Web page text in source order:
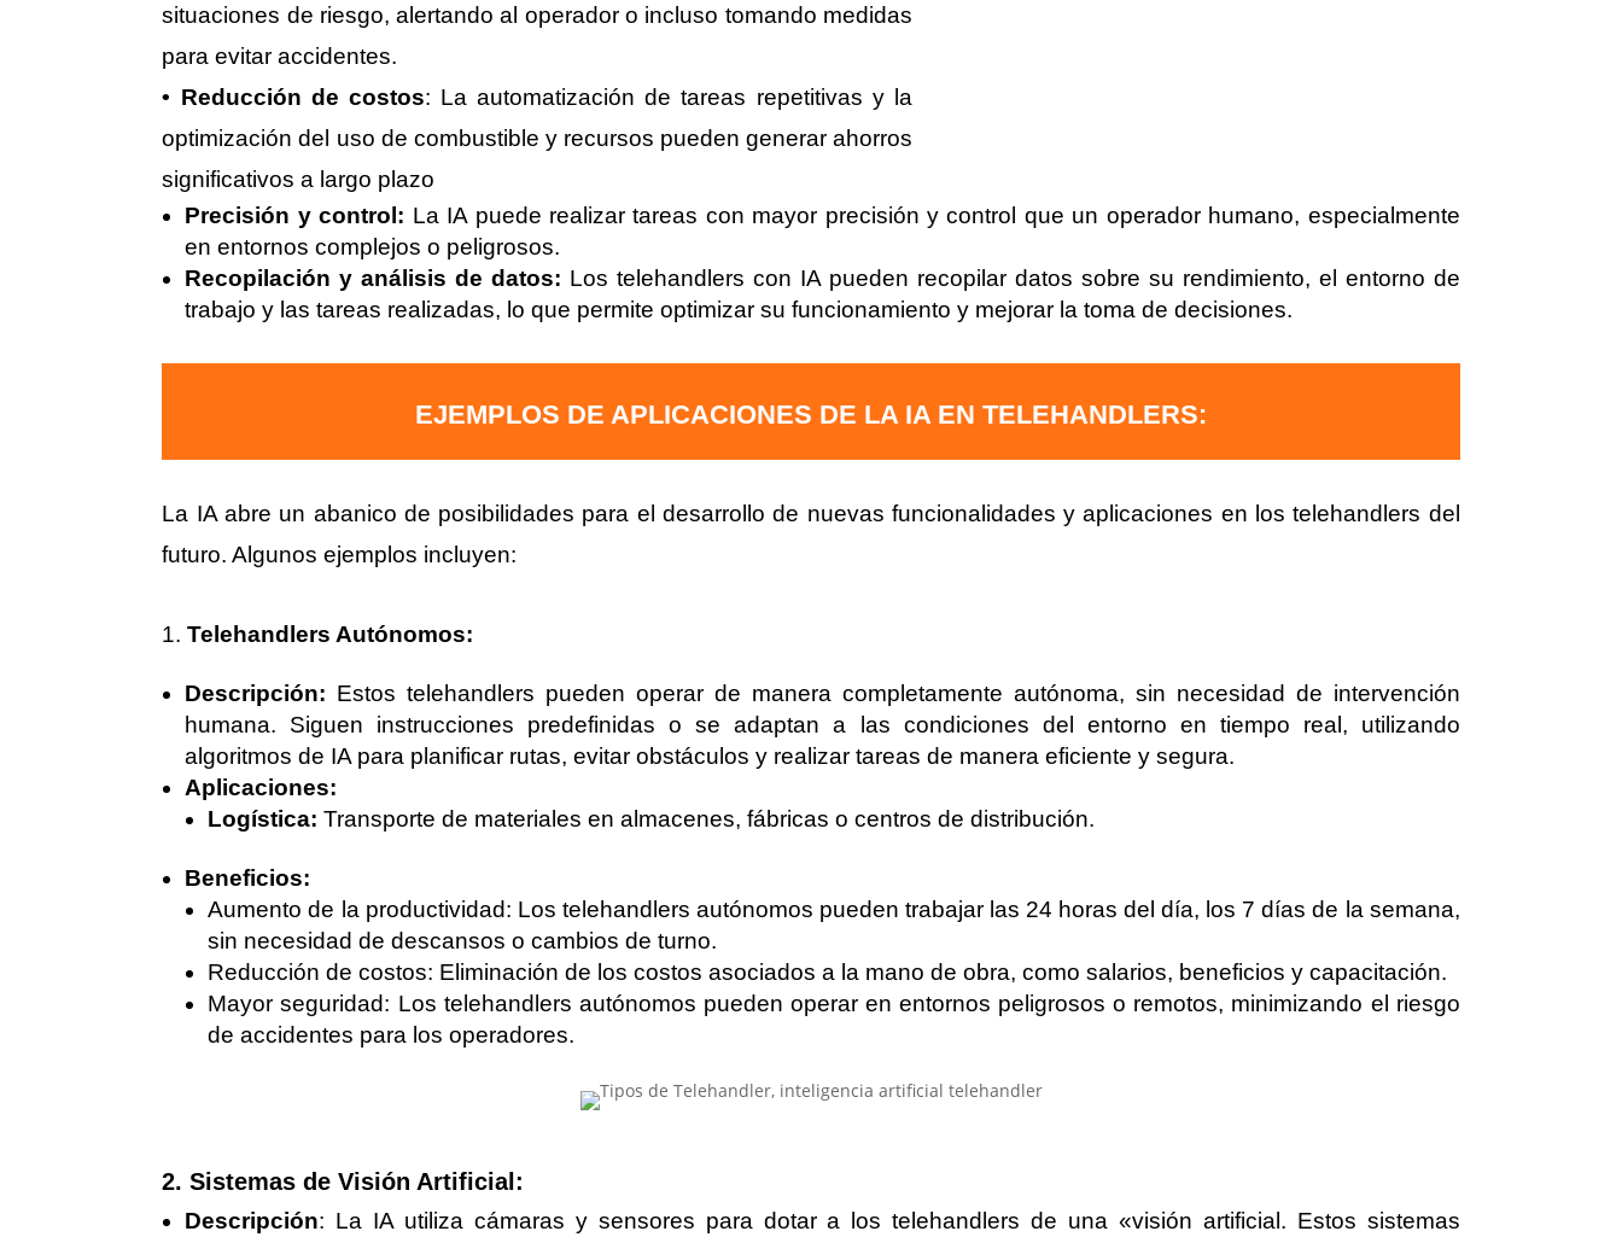
situaciones de riesgo, alertando al operador o incluso tomando medidas
para evitar accidentes.
• Reducción de costos: La automatización de tareas repetitivas y la
optimización del uso de combustible y recursos pueden generar ahorros
significativos a largo plazo
Precisión y control: La IA puede realizar tareas con mayor precisión y control que un operador humano, especialmente
en entornos complejos o peligrosos.
Recopilación y análisis de datos: Los telehandlers con IA pueden recopilar datos sobre su rendimiento, el entorno de
trabajo y las tareas realizadas, lo que permite optimizar su funcionamiento y mejorar la toma de decisiones.
EJEMPLOS DE APLICACIONES DE LA IA EN TELEHANDLERS:
La IA abre un abanico de posibilidades para el desarrollo de nuevas funcionalidades y aplicaciones en los telehandlers del
futuro. Algunos ejemplos incluyen:
Telehandlers Autónomos:
Descripción: Estos telehandlers pueden operar de manera completamente autónoma, sin necesidad de intervención
humana. Siguen instrucciones predefinidas o se adaptan a las condiciones del entorno en tiempo real, utilizando
algoritmos de IA para planificar rutas, evitar obstáculos y realizar tareas de manera eficiente y segura.
Aplicaciones:
Logística: Transporte de materiales en almacenes, fábricas o centros de distribución.
Beneficios:
Aumento de la productividad: Los telehandlers autónomos pueden trabajar las 24 horas del día, los 7 días de la semana,
sin necesidad de descansos o cambios de turno.
Reducción de costos: Eliminación de los costos asociados a la mano de obra, como salarios, beneficios y capacitación.
Mayor seguridad: Los telehandlers autónomos pueden operar en entornos peligrosos o remotos, minimizando el riesgo
de accidentes para los operadores.
2. Sistemas de Visión Artificial:
Descripción: La IA utiliza cámaras y sensores para dotar a los telehandlers de una «visión artificial. Estos sistemas